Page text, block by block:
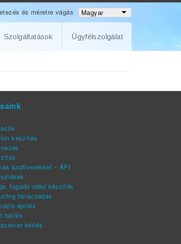
Szolgáltatások Ügyfélszolgálat
Magyar
és méretre vágás
készítés
szoftverekkel – API
fogadó oldal készítés
tanácsadás
építés
bérlés
bérlés